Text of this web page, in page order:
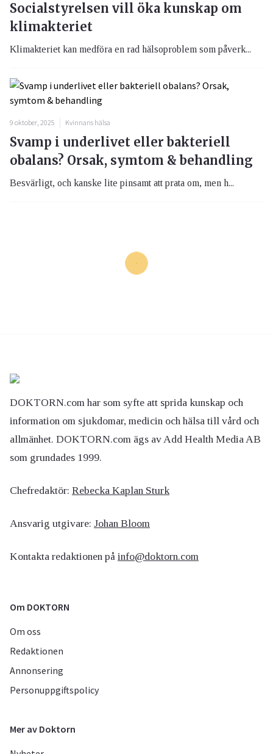
Socialstyrelsen vill öka kunskap om
klimakteriet
Klimakteriet kan medföra en rad hälsoproblem som påverk...
9 oktober, 2025 Kvinnans hälsa
Svamp i underlivet eller bakteriell
obalans? Orsak, symtom & behandling
Besvärligt, och kanske lite pinsamt att prata om, men h...
DOKTORN.com har som syfte att sprida kunskap och
information om sjukdomar, medicin och hälsa till vård och
allmänhet. DOKTORN.com ägs av Add Health Media AB
som grundades 1999.
Chefredaktör: Rebecka Kaplan Sturk
Ansvarig utgivare: Johan Bloom
Kontakta redaktionen på info@doktorn.com
Om DOKTORN
Om oss
Redaktionen
Annonsering
Personuppgiftspolicy
Mer av Doktorn